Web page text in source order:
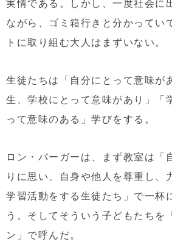
ながら、ゴミ箱行きと分かってい
トに取り組む大人はまずいない。
生徒たちは「自分にとって意味が
生、学校にとって意味があり」「
って意味のある」学びをする。
ロン・バーガーは、まず教室は「
りに思い、自身や他人を尊重し、
学習活動をする生徒たち」で一杯
う。そしてそういう子どもたちを
ン」で呼んだ。